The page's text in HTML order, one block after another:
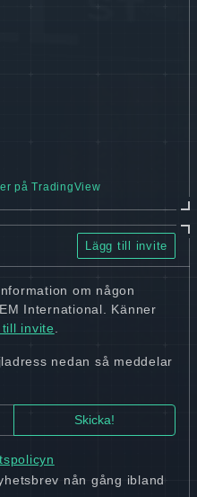
på TradingView
Lägg till invite
om någon
International. Känner
till invite.
nedan så meddelar
nån gång ibland